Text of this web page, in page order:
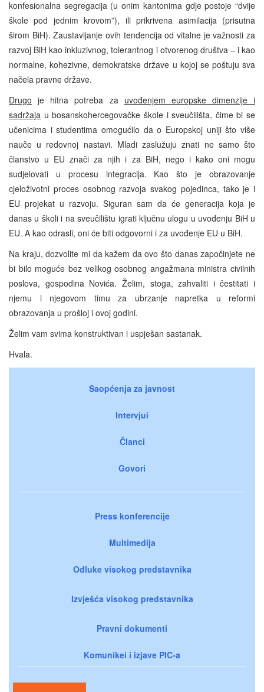
konfesionalna segregacija (u onim kantonima gdje postoje “dvije
škole pod jednim krovom”), ili prikrivena asimilacija (prisutna
širom BiH). Zaustavljanje ovih tendencija od vitalne je važnosti za
razvoj BiH kao inkluzivnog, tolerantnog i otvorenog društva – i kao
normalne, kohezivne, demokratske države u kojoj se poštuju sva
načela pravne države.
Drugo je hitna potreba za uvođenjem europske dimenzije i
sadržaja u bosanskohercegovačke škole i sveučilišta, čime bi se
učenicima i studentima omogućilo da o Europskoj uniji što više
nauče u redovnoj nastavi. Mladi zaslužuju znati ne samo što
članstvo u EU znači za njih i za BiH, nego i kako oni mogu
sudjelovati u procesu integracija. Kao što je obrazovanje
cjeloživotni proces osobnog razvoja svakog pojedinca, tako je i
EU projekat u razvoju. Siguran sam da će generacija koja je
danas u školi i na sveučilištu igrati ključnu ulogu u uvođenju BiH u
EU. A kao odrasli, oni će biti odgovorni i za uvođenje EU u BiH.
Na kraju, dozvolite mi da kažem da ovo što danas započinjete ne
bi bilo moguće bez velikog osobnog angažmana ministra civilnih
poslova, gospodina Novića. Želim, stoga, zahvaliti i čestitati i
njemu i njegovom timu za ubrzanje napretka u reformi
obrazovanja u prošloj i ovoj godini.
Želim vam svima konstruktivan i uspješan sastanak.
Hvala.
Saopćenja za javnost
Intervjui
Članci
Govori
Press konferencije
Multimedija
Odluke visokog predstavnika
Izvješća visokog predstavnika
Pravni dokumenti
Komunikei i izjave PIC-a